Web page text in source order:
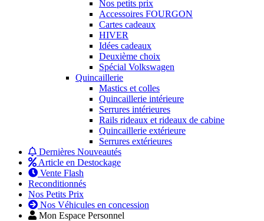
Nos petits prix
Accessoires FOURGON
Cartes cadeaux
HIVER
Idées cadeaux
Deuxième choix
Spécial Volkswagen
Quincaillerie
Mastics et colles
Quincaillerie intérieure
Serrures intérieures
Rails rideaux et rideaux de cabine
Quincaillerie extérieure
Serrures extérieures
Dernières Nouveautés
Article en Destockage
Vente Flash
Reconditionnés
Nos Petits Prix
Nos Véhicules en concession
Mon Espace Personnel